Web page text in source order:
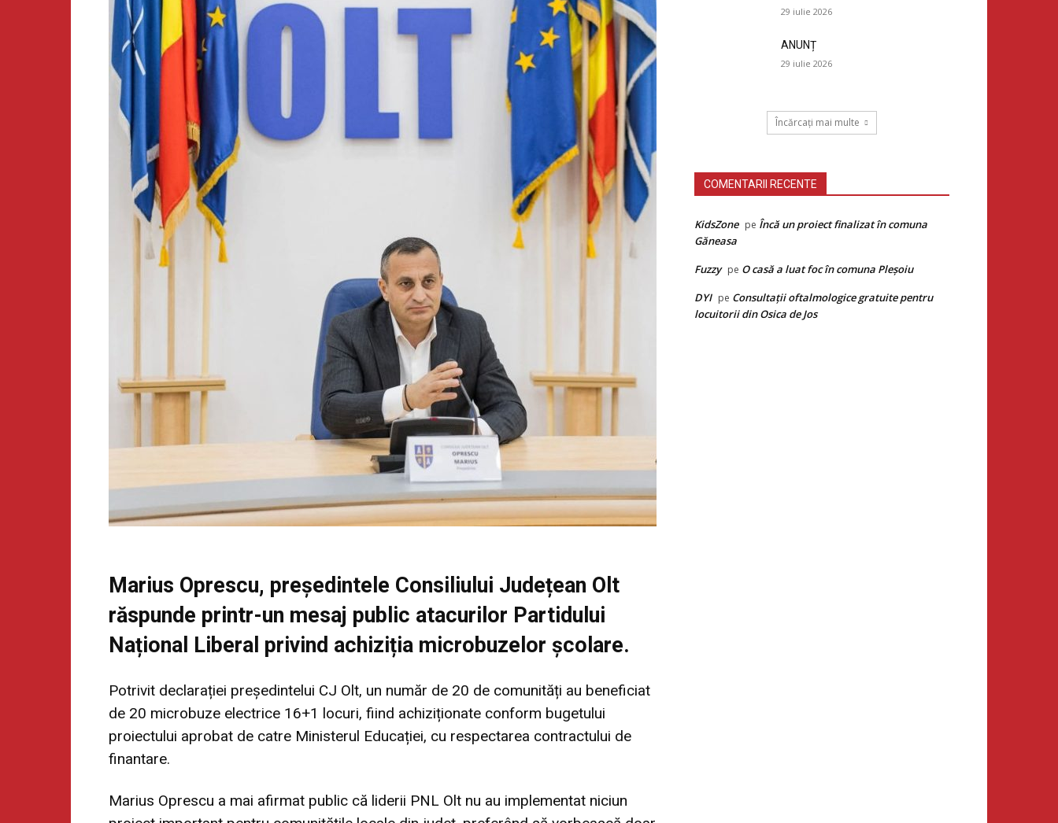
Marius Oprescu, președintele Consiliului Județean Olt
răspunde printr-un mesaj public atacurilor Partidului
Național Liberal privind achiziția microbuzelor școlare.
Potrivit declarației președintelui CJ Olt, un număr de 20 de comunități au beneficiat
de 20 microbuze electrice 16+1 locuri, fiind achiziționate conform bugetului
proiectului aprobat de catre Ministerul Educației, cu respectarea contractului de
finantare.
Marius Oprescu a mai afirmat public că liderii PNL Olt nu au implementat niciun
29 iulie 2026
ANUNȚ
29 iulie 2026
Încărcați mai multe
COMENTARII RECENTE
KidsZone pe Încă un proiect finalizat în comuna
Găneasa
Fuzzy pe O casă a luat foc în comuna Pleșoiu
DYI pe Consultații oftalmologice gratuite pentru
locuitorii din Osica de Jos